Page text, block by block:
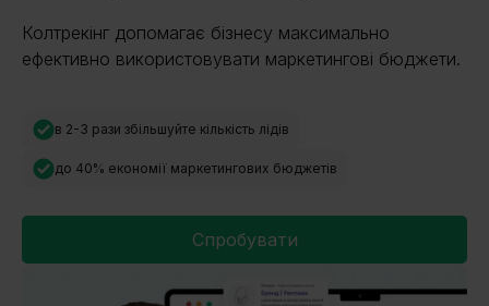
Колтрекінг допомагає бізнесу максимально
ефективно використовувати маркетингові бюджети.
в 2-3 рази збільшуйте кількість лідів
до 40% економії маркетингових бюджетів
Спробувати